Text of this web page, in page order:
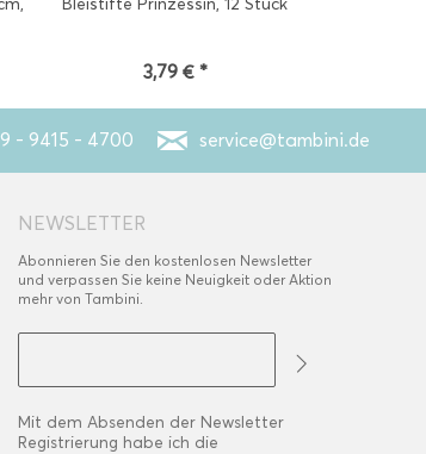
Bleistifte Prinzessin, 12 Stück
3,79 € *
- 9415 - 4700 service@tambini.de
NEWSLETTER
Abonnieren Sie den kostenlosen Newsletter
und verpassen Sie keine Neuigkeit oder Aktion
mehr von Tambini.
Mit dem Absenden der Newsletter
Registrierung habe ich die